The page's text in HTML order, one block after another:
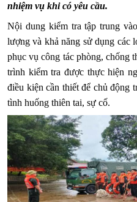
nhiệm vụ khi có yêu cầu.
Nội dung kiểm tra tập trung
lượng và khả năng sử dụng các
phục vụ công tác phòng, chống
trình kiểm tra được thực hiện
điều kiện cần thiết để chủ động
tình huống thiên tai, sự cố.